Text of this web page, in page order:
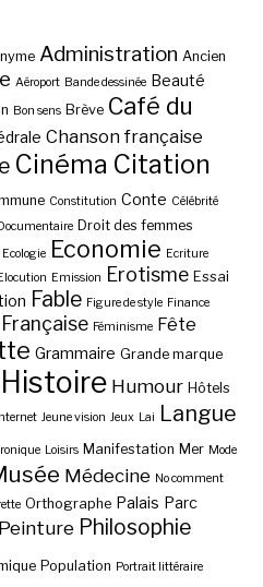
Administration Ancien
Aéroport Bande dessinée Beauté
Bon sens Brève Café du
Chanson française
Cinéma Citation
Constitution Conte Célébrité
Droit des femmes
Ecologie Economie Ecriture
Emission Erotisme Essai
Fable Figure de style Finance
Française Féminisme Fête
Grammaire Grande marque
Histoire Humour Hôtels
Jeune vision Jeux Lai Langue
Loisirs Manifestation Mer Mode
Médecine No comment
Orthographe Palais Parc
Peinture Philosophie
Population Portrait littéraire